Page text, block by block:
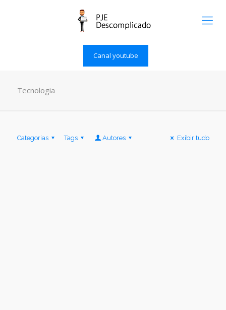
Canal youtube
Tecnologia
Categorias Tags Autores Exibir tudo